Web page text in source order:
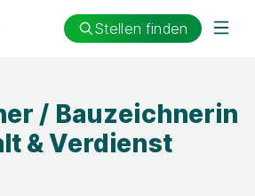
Stellen finden
/ Bauzeichnerin
& Verdienst